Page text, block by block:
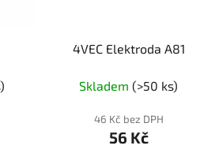
4VEC Elektroda A81
Skladem (>50 ks)
46 Kč bez DPH
56 Kč